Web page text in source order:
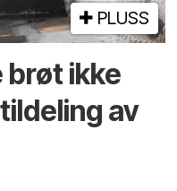
PLUSS
brøt ikke
av